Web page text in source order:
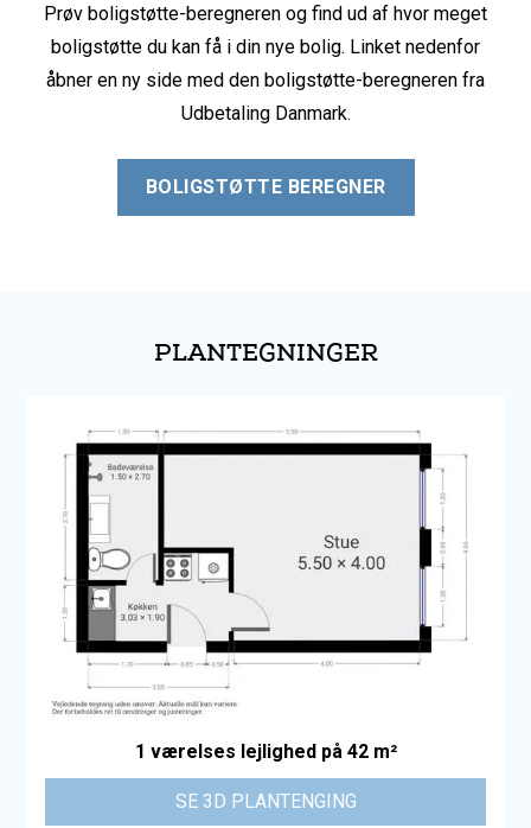
Prøv boligstøtte-beregneren og find ud af hvor meget
boligstøtte du kan få i din nye bolig. Linket nedenfor
åbner en ny side med den boligstøtte-beregneren fra
Udbetaling Danmark.
BOLIGSTØTTE BEREGNER
PLANTEGNINGER
1 værelses lejlighed på 42 m²
SE 3D PLANTENGING